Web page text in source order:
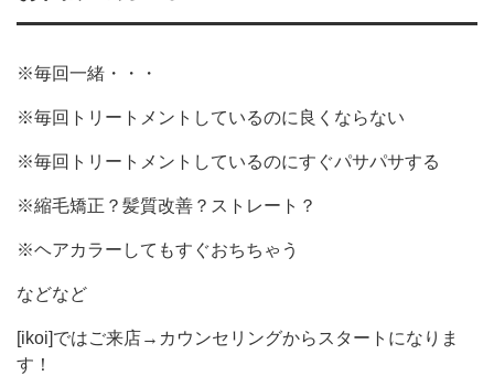
※毎回一緒・・・
※毎回トリートメントしているのに良くならない
※毎回トリートメントしているのにすぐパサパサする
※縮毛矯正？髪質改善？ストレート？
※ヘアカラーしてもすぐおちちゃう
などなど
[ikoi]ではご来店→カウンセリングからスタートになりま
す！